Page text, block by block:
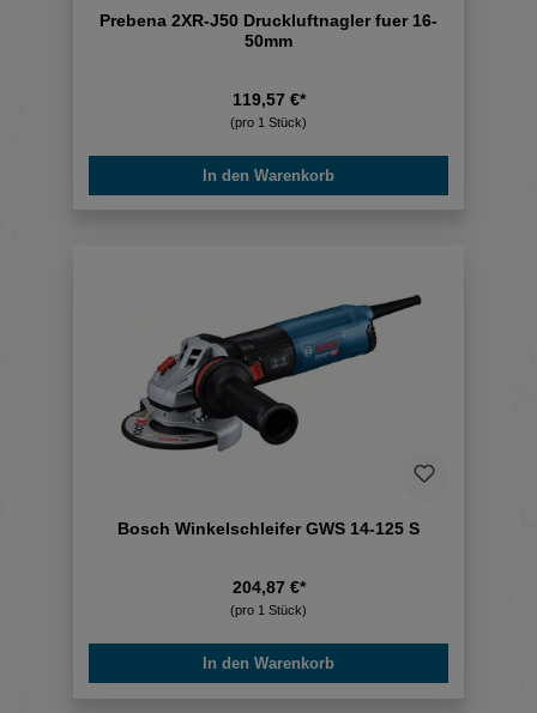
Prebena 2XR-J50 Druckluftnagler fuer 16-
50mm
119,57 €*
(pro 1 Stück)
In den Warenkorb
Bosch Winkelschleifer GWS 14-125 S
204,87 €*
(pro 1 Stück)
In den Warenkorb